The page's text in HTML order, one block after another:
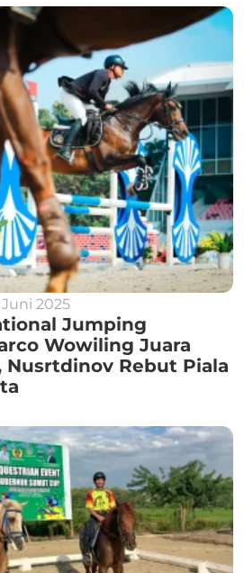
Juni 2025
Jumping
Wowiling Juara
Nusrtdinov Rebut Piala